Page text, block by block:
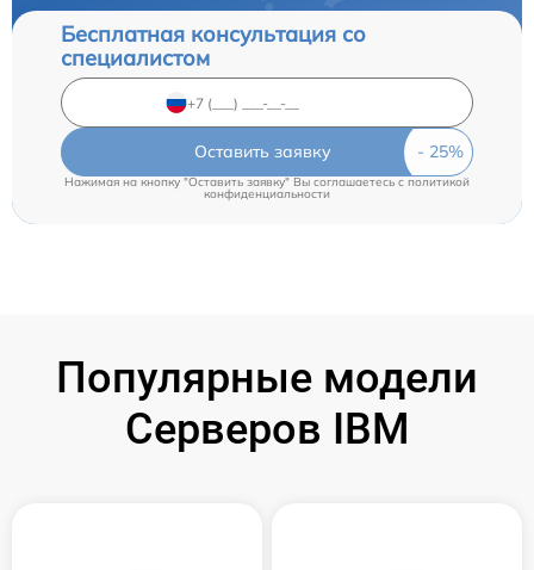
Бесплатная консультация со
специалистом
Оставить заявку
Нажимая на кнопку "Оставить заявку" Вы соглашаетесь c политикой
конфиденциальности
Популярные модели
Серверов IBM